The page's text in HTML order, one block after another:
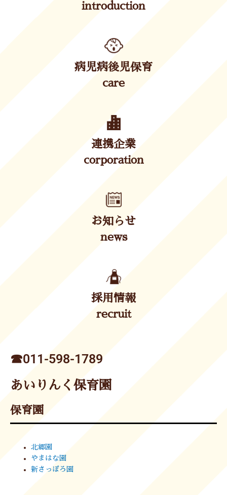
introduction
病児病後児保育
care
連携企業
corporation
お知らせ
news
採用情報
recruit
☎︎011-598-1789
あいりんく保育園
保育園
北郷園
やまはな園
新さっぽろ園